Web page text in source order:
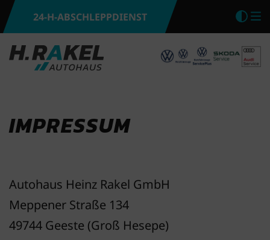
24-H-ABSCHLEPPDIENST
IMPRESSUM
Autohaus Heinz Rakel GmbH
Meppener Straße 134
49744 Geeste (Groß Hesepe)